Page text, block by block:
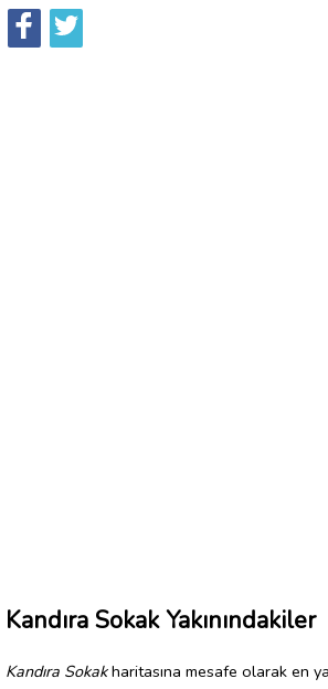
Kandıra Sokak Yakınındakiler
Kandıra Sokakharitasına mesafe olarak en